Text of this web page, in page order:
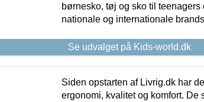
børnesko, tøj og sko til
nationale og internationale
Se udvalget på Kids-world.dk
Siden opstarten af Livrig.dk har
ergonomi, kvalitet og komfort.